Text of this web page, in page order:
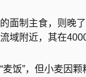
面制主食，则晚
域附近，其在
饭”，但小麦因